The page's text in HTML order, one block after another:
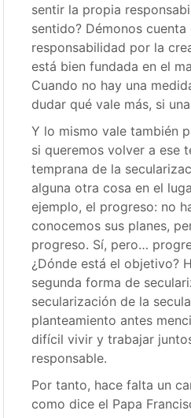
sentir la propia
sentido? Démonos cuenta
responsabilidad por la
está bien fundada en el
Cuando no hay una
dudar qué vale más, si
Y lo mismo vale también
si queremos volver a ese
temprana de la
alguna otra cosa en el
ejemplo, el progreso: no
conocemos sus planes,
progreso. Sí, pero…
¿Dónde está el objetivo?
segunda forma de
secularización de la
planteamiento antes
difícil vivir y trabajar
responsable.
Por tanto, hace falta un
como dice el Papa